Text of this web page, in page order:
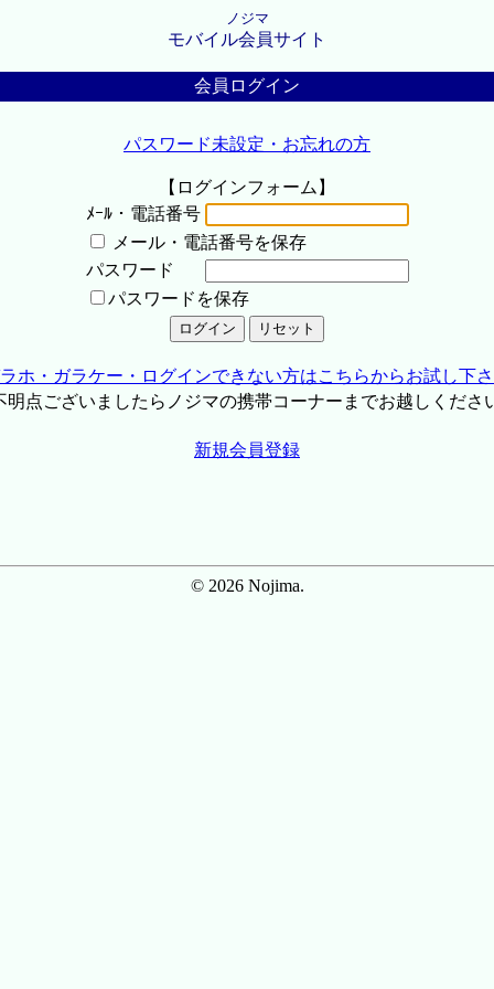
ノジマ
モバイル会員サイト
会員ログイン
パスワード未設定・お忘れの方
【ログインフォーム】
ﾒｰﾙ・電話番号
メール・電話番号を保存
パスワード
パスワードを保存
ホ・ガラケー・ログインできない方はこちらからお試し下
点ございましたらノジマの携帯コーナーまでお越しくださ
新規会員登録
© 2026 Nojima.